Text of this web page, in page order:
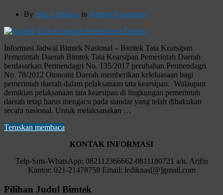
By Info Lediknas in Bimtek Kearsipan
Informasi Jadwal Bimtek Nasional – Bimtek Tata Kearsipan
Pemerintah Daerah Bimtek Tata Kearsipan Pemerintah Daerah
berdasarkan Permendagri No. 135/2017 perubahan Permendagri
No. 78/2012 Otonomi Daerah memberikan keleluasaan bagi
pemerintah daerah dalam pelaksanaan tata kearsipan. Walaupun
demikian pelaksanaan tata kearsipan di lingkungan pemerintah
daerah tetap harus mengacu pada standar yang telah dibakukan
secara nasional. Untuk melaksanakan …
Teruskan membaca
KONTAK INFORMASI
Telp-Sms-WhatsApp: 082112366662-0811180721 a/n. Arifin
Kantor: 021-21478758 Email: lediknas[@]gmail.com
Pilihan Judul Bimtek